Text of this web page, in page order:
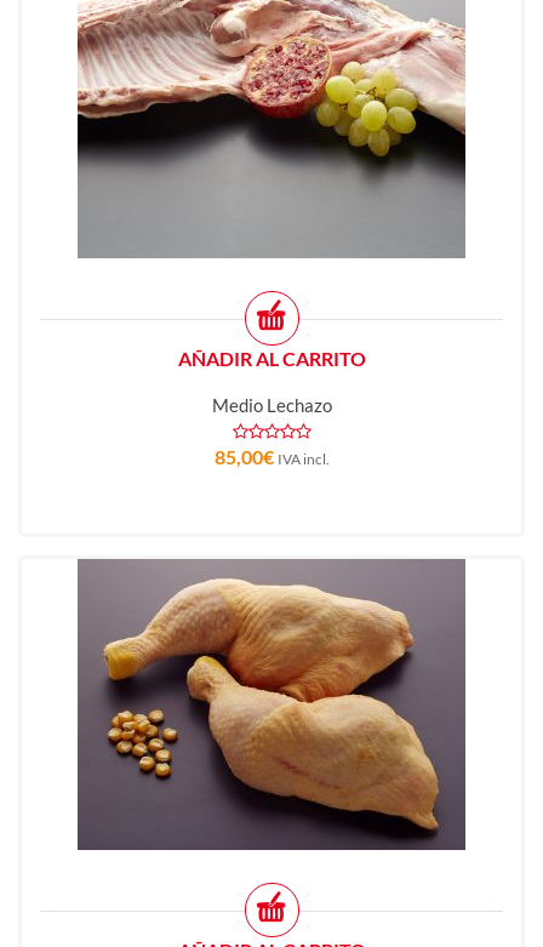
AÑADIR AL CARRITO
Medio Lechazo
85,00€ IVA incl.